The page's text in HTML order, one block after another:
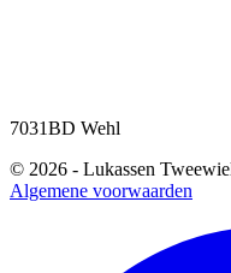
7031BD Wehl
© 2026 - Lukassen
Algemene voorwaarden